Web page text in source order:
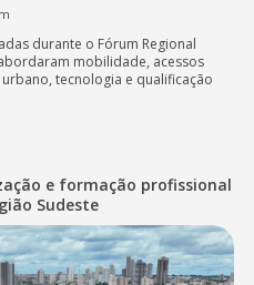
durante o Fórum Regional
mobilidade, acessos
tecnologia e qualificação
e formação profissional
Sudeste